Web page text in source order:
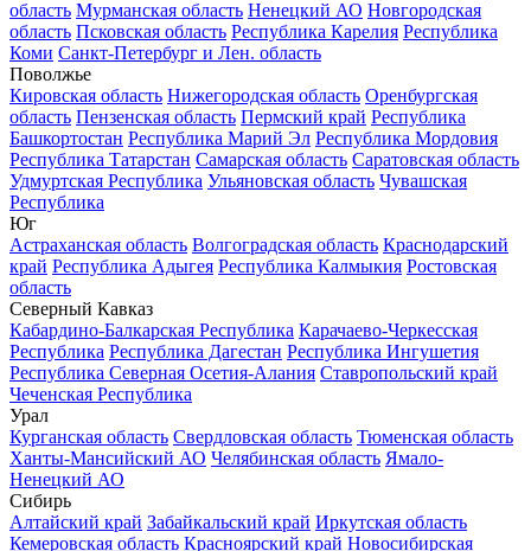
область Мурманская область Ненецкий АО Новгородская
область Псковская область Республика Карелия Республика
Коми Санкт-Петербург и Лен. область
Поволжье
Кировская область Нижегородская область Оренбургская
область Пензенская область Пермский край Республика
Башкортостан Республика Марий Эл Республика Мордовия
Республика Татарстан Самарская область Саратовская область
Удмуртская Республика Ульяновская область Чувашская
Республика
Юг
Астраханская область Волгоградская область Краснодарский
край Республика Адыгея Республика Калмыкия Ростовская
область
Северный Кавказ
Кабардино-Балкарская Республика Карачаево-Черкесская
Республика Республика Дагестан Республика Ингушетия
Республика Северная Осетия-Алания Ставропольский край
Чеченская Республика
Урал
Курганская область Свердловская область Тюменская область
Ханты-Мансийский АО Челябинская область Ямало-
Ненецкий АО
Сибирь
Алтайский край Забайкальский край Иркутская область
Кемеровская область Красноярский край Новосибирская